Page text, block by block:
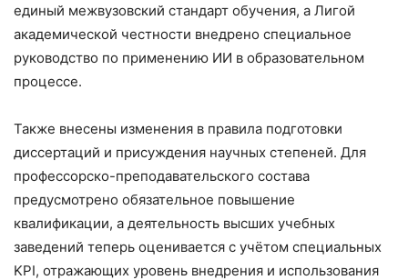
единый межвузовский стандарт обучения, а Лигой
академической честности внедрено специальное
руководство по применению ИИ в образовательном
процессе.
Также внесены изменения в правила подготовки
диссертаций и присуждения научных степеней. Для
профессорско-преподавательского состава
предусмотрено обязательное повышение
квалификации, а деятельность высших учебных
заведений теперь оценивается с учётом специальных
KPI, отражающих уровень внедрения и использования